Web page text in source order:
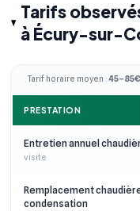
Tarifs
à Écury-sur-
Tarif horaire moyen :
PRESTATION
Entretien annuel
visite
Remplacement
condensation